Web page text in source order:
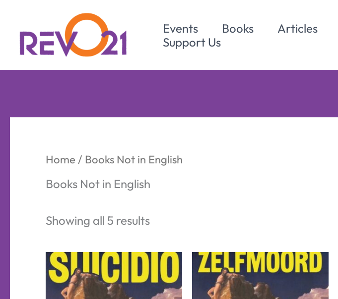
content
Events Books Articles
Support Us
Home / Books Not in English
Books Not in English
Showing all 5 resultsSorted